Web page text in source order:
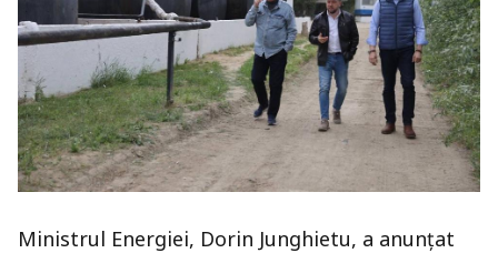
Ministrul Energiei, Dorin Junghietu, a anunțat